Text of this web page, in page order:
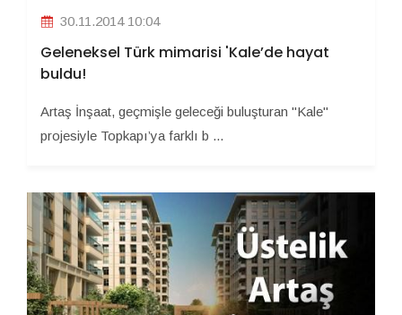
30.11.2014 10:04
Geleneksel Türk mimarisi 'Kale’de hayat
buldu!
Artaş İnşaat, geçmişle geleceği buluşturan "Kale"
projesiyle Topkapı’ya farklı b ...